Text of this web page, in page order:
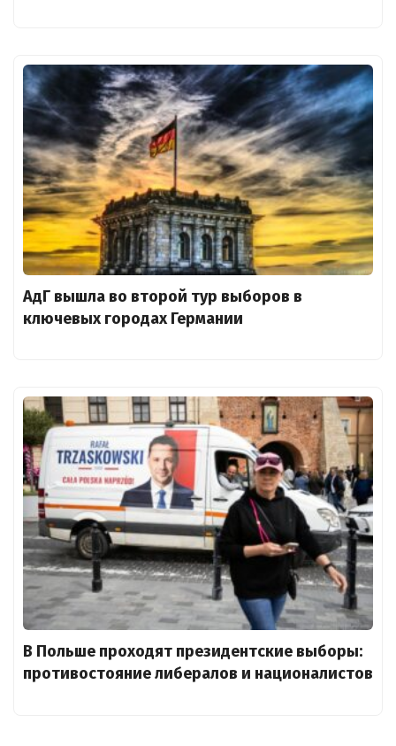
АдГ вышла во второй тур выборов в
ключевых городах Германии
В Польше проходят президентские выборы:
противостояние либералов и националистов